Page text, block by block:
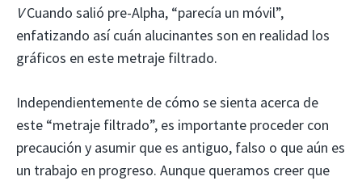
VCuando salió pre-Alpha, “parecía un móvil”,
enfatizando así cuán alucinantes son en realidad los
gráficos en este metraje filtrado.
Independientemente de cómo se sienta acerca de
este “metraje filtrado”, es importante proceder con
precaución y asumir que es antiguo, falso o que aún es
un trabajo en progreso. Aunque queramos creer que